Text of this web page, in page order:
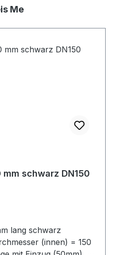
Me
schwarz DN150
lang schwarz
(innen) = 150